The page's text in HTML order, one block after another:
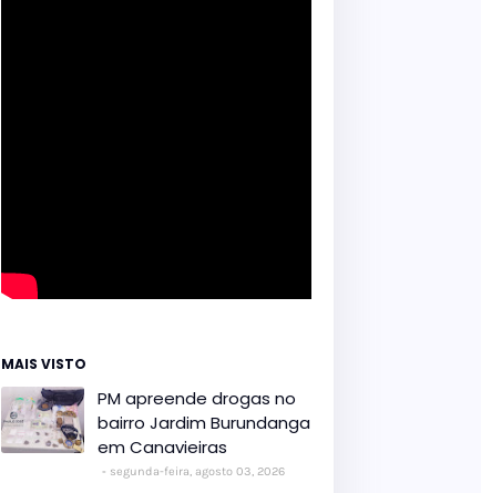
MAIS VISTO
PM apreende drogas no
bairro Jardim Burundanga
em Canavieiras
segunda-feira, agosto 03, 2026